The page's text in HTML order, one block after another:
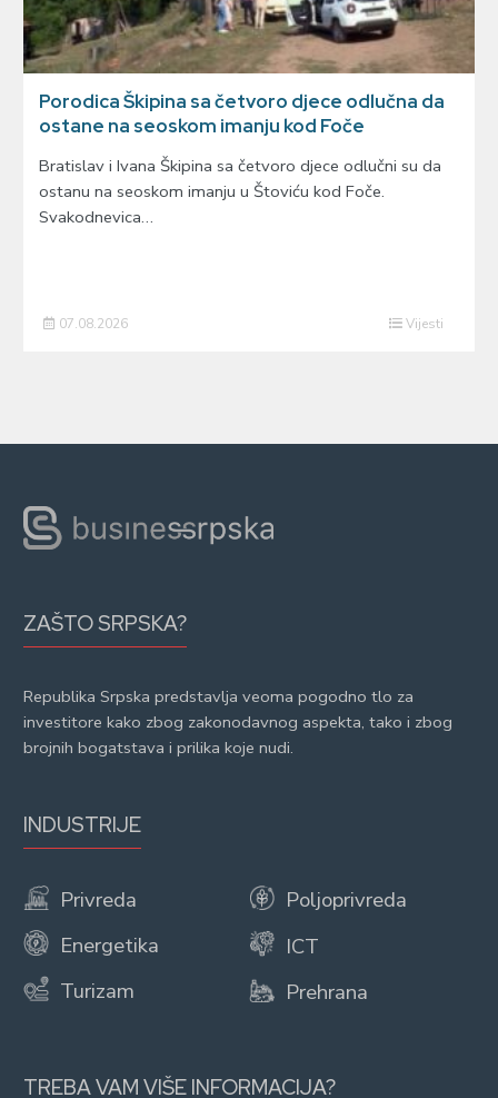
Porodica Škipina sa četvoro djece odlučna da
ostane na seoskom imanju kod Foče
Bratislav i Ivana Škipina sa četvoro djece odlučni su da
ostanu na seoskom imanju u Štoviću kod Foče.
Svakodnevica…
07.08.2026 Vijesti
ZAŠTO SRPSKA?
Republika Srpska predstavlja veoma pogodno tlo za
investitore kako zbog zakonodavnog aspekta, tako i zbog
brojnih bogatstava i prilika koje nudi.
INDUSTRIJE
Privreda
Energetika
Turizam
Poljoprivreda
ICT
Prehrana
TREBA VAM VIŠE INFORMACIJA?